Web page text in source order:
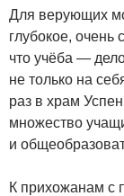
Для верующих
глубокое,
что учёба —
не только на
раз в храм
множество
и
К прихожанам с